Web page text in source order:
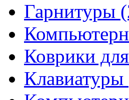
Гарнитуры
Коврики
Клавиатуры